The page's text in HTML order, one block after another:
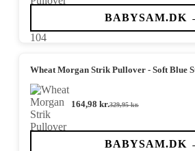
pris
var:
pris
er:
BABYSAM.DK
Wheat Morgan Strik Pullover - Soft Blue
329,95kr.
Den
pris
var:
164,98 kr.Den
pris
er:
BABYSAM.DK